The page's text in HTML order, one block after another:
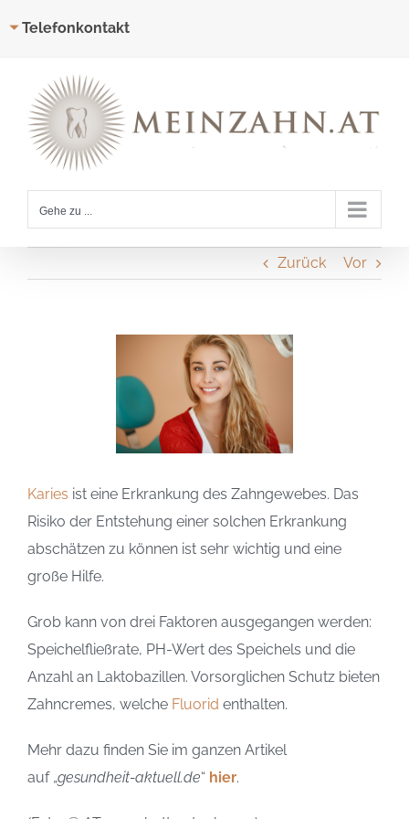
Telefonkontakt
Inhalt
springen
Gehe zu ...
Zurück Vor
Karies ist eine Erkrankung des Zahngewebes. Das
Risiko der Entstehung einer solchen Erkrankung
abschätzen zu können ist sehr wichtig und eine
große Hilfe.
Grob kann von drei Faktoren ausgegangen werden:
Speichelfließrate, PH-Wert des Speichels und die
Anzahl an Laktobazillen. Vorsorglichen Schutz bieten
Zahncremes, welche Fluorid enthalten.
Mehr dazu finden Sie im ganzen Artikel
auf „gesundheit-aktuell.de“ hier.